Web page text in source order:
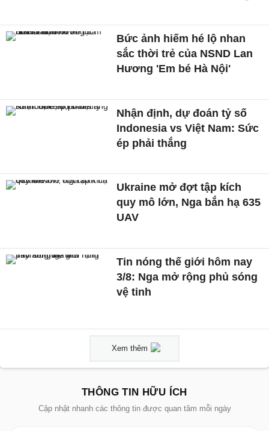
Bức ảnh hiếm hé lộ nhan
sắc thời trẻ của NSND Lan
Hương 'Em bé Hà Nội'
Nhận định, dự đoán tỷ số
Indonesia vs Việt Nam: Sức
ép phải thắng
Ukraine mở đợt tập kích
quy mô lớn, Nga bắn hạ 635
UAV
Tin nóng thế giới hôm nay
3/8: Nga mở rộng phủ sóng
vệ tinh
Xem thêm
THÔNG TIN HỮU ÍCH
Cập nhật nhanh các thông tin được quan tâm mỗi ngày